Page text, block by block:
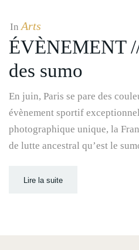
InArts
ÉVÈNEMENT
des sumo
En juin, Paris se pare des
évènement sportif
photographique unique, la
de lutte ancestral qu’est le
Lire la suite